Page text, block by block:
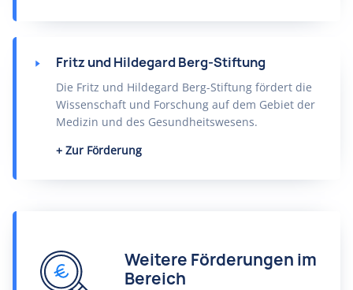
Fritz und Hildegard Berg-Stiftung
Die Fritz und Hildegard Berg-Stiftung fördert die
Wissenschaft und Forschung auf dem Gebiet der
Medizin und des Gesundheitswesens.
Zur Förderung
Weitere Förderungen im
Bereich